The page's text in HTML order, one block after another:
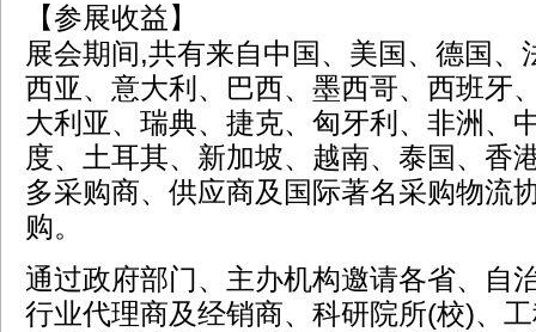
【参展收益】
展会期间,共有来自中国、美国、德国、
西亚、意大利、巴西、墨西哥、西班牙
大利亚、瑞典、捷克、匈牙利、非洲、
度、土耳其、新加坡、越南、泰国、香
多采购商、供应商及国际著名采购物流
购。
通过政府部门、主办机构邀请各省、自
行业代理商及经销商、科研院所(校)、